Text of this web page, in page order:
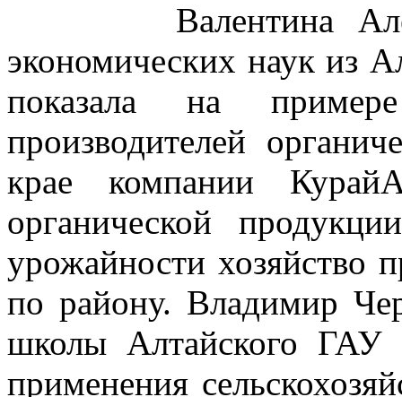
Валентина
экономических наук из
показала на
производителей
крае компании
органической
урожайности хозяйство
по району. Владимир
школы Алтайского ГАУ
применения